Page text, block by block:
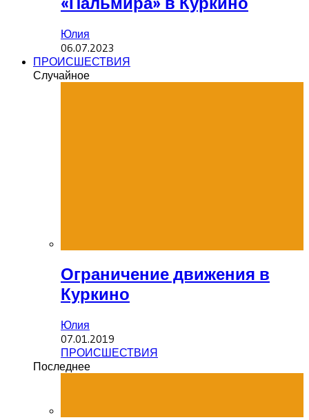
Юлия
06.07.2023
ПРОИСШЕСТВИЯ
Случайное
Ограничение движения в
Куркино
Юлия
07.01.2019
ПРОИСШЕСТВИЯ
Последнее